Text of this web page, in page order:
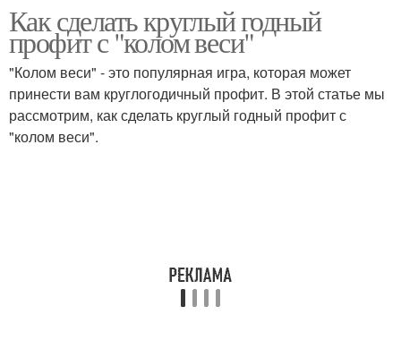
Как сделать круглый годный
профит с "колом веси"
"Колом веси" - это популярная игра, которая может
принести вам круглогодичный профит. В этой статье мы
рассмотрим, как сделать круглый годный профит с
"колом веси".